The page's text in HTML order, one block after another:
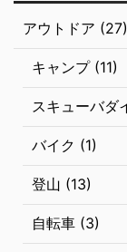
アウトドア (27)
キャンプ (11)
スキューバダ
バイク (1)
登山 (13)
自転車 (3)